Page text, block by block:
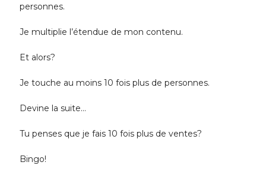
personnes.
Je multiplie l’étendue de mon contenu.
Et alors?
Je touche au moins 10 fois plus de personnes.
Devine la suite…
Tu penses que je fais 10 fois plus de ventes?
Bingo!